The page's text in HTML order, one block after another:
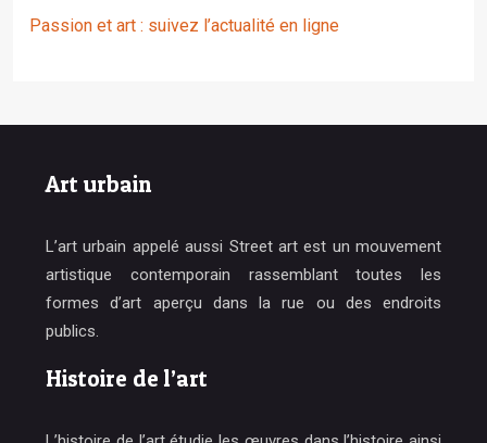
Passion et art : suivez l’actualité en ligne
Art urbain
L’art urbain appelé aussi Street art est un mouvement
artistique contemporain rassemblant toutes les
formes d’art aperçu dans la rue ou des endroits
publics.
Histoire de l’art